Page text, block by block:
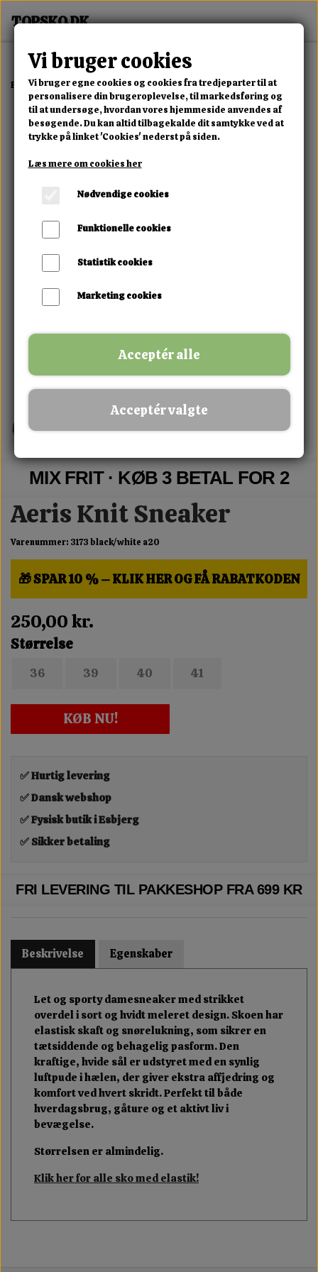
Forside Dame Alle Damesko Aeris Knit Sneaker
MIX FRIT · KØB 3 BETAL FOR 2
Aeris Knit Sneaker
Varenummer: 3173 black/white a20
🎁 SPAR 10 % – KLIK HER OG FÅ RABATKODEN
250,00 kr.
Størrelse
36 39 40 41
KØB NU!
✅ Hurtig levering
✅ Dansk webshop
✅ Fysisk butik i Esbjerg
✅ Sikker betaling
FRI LEVERING TIL PAKKESHOP FRA 699 KR
Beskrivelse Egenskaber
Let og sporty damesneaker med strikket
overdel i sort og hvidt meleret design. Skoen har
elastisk skaft og snørelukning, som sikrer en
tætsiddende og behagelig pasform. Den
kraftige, hvide sål er udstyret med en synlig
luftpude i hælen, der giver ekstra affjedring og
komfort ved hvert skridt. Perfekt til både
hverdagsbrug, gåture og et aktivt liv i
bevægelse.
Størrelsen er almindelig.
Klik her for alle sko med elastik!
Vi bruger cookies
Vi bruger egne cookies og cookies fra tredjeparter til at
personalisere din brugeroplevelse, til markedsføring og
til at undersøge, hvordan vores hjemmeside anvendes af
besøgende. Du kan altid tilbagekalde dit samtykke ved at
trykke på linket 'Cookies' nederst på siden.
Læs mere om cookies her
Nødvendige cookies
Funktionelle cookies
Statistik cookies
Marketing cookies
Acceptér alle
Acceptér valgte